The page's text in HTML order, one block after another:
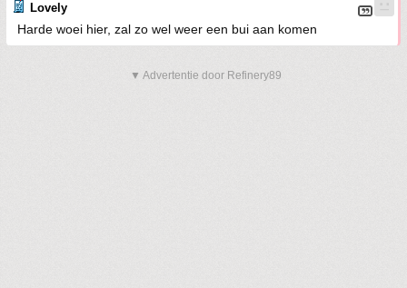
Lovely
Harde woei hier, zal zo wel weer een bui aan komen
▼ Advertentie door Refinery89